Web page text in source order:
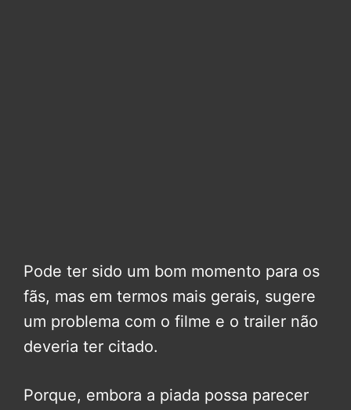
Pode ter sido um bom momento para os
fãs, mas em termos mais gerais, sugere
um problema com o filme e o trailer não
deveria ter citado.
Porque, embora a piada possa parecer